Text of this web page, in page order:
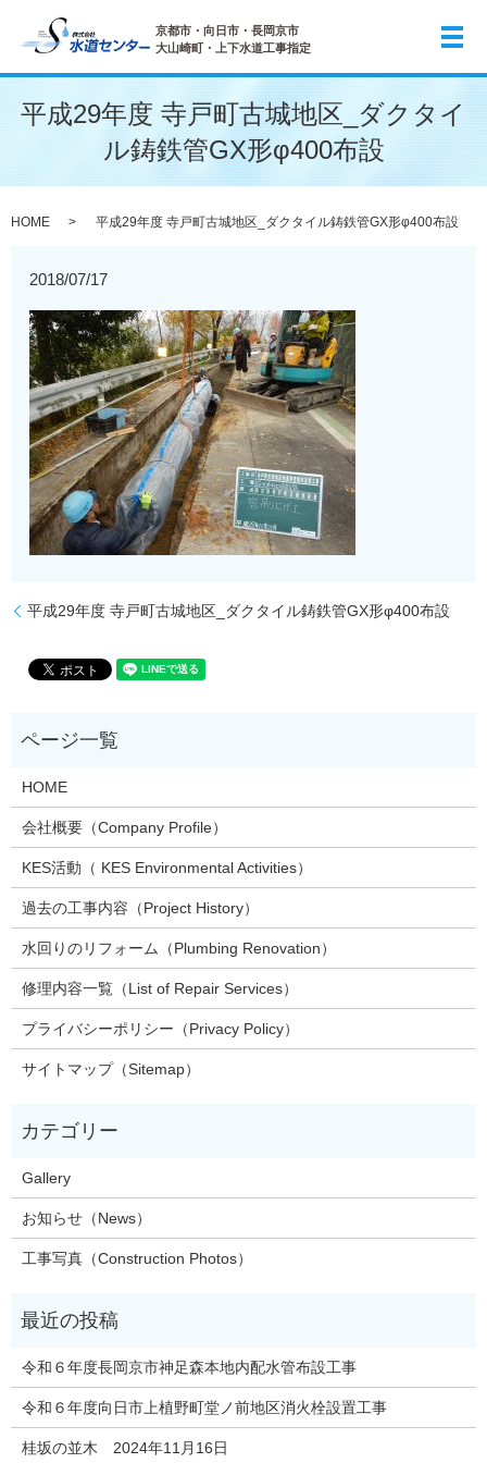
京都市・向日市・長岡京市
大山崎町・上下水道工事指定
メ
平成29年度 寺戸町古城地区_ダクタイ
ル鋳鉄管GX形φ400布設
HOME 平成29年度 寺戸町古城地区_ダクタイル鋳鉄管GX形φ400布設
2018/07/17
平成29年度 寺戸町古城地区_ダクタイル鋳鉄管GX形φ400布設
HOME
会社概要（Company Profile）
KES活動（ KES Environmental Activities）
過去の工事内容（Project History）
水回りのリフォーム（Plumbing Renovation）
修理内容一覧（List of Repair Services）
プライバシーポリシー（Privacy Policy）
サイトマップ（Sitemap）
Gallery
お知らせ（News）
工事写真（Construction Photos）
令和６年度長岡京市神足森本地内配水管布設工事
令和６年度向日市上植野町堂ノ前地区消火栓設置工事
桂坂の並木 2024年11月16日